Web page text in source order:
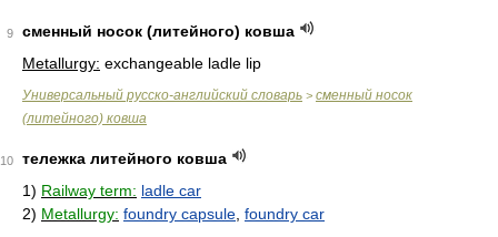
9
сменный носок (литейного) ковша
Metallurgy: exchangeable ladle lip
Универсальный русско-английский словарь > сменный носок
(литейного) ковша
10
тележка литейного ковша
1) Railway term: ladle car
2) Metallurgy: foundry capsule foundry car